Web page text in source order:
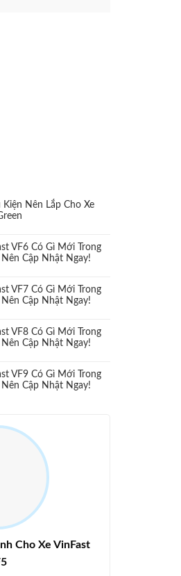
Kiện Nên Lắp Cho Xe
VF6 Có Gì Mới Trong
Cập Nhật Ngay!
VF7 Có Gì Mới Trong
Cập Nhật Ngay!
VF8 Có Gì Mới Trong
Cập Nhật Ngay!
VF9 Có Gì Mới Trong
Cập Nhật Ngay!
Cho Xe VinFast